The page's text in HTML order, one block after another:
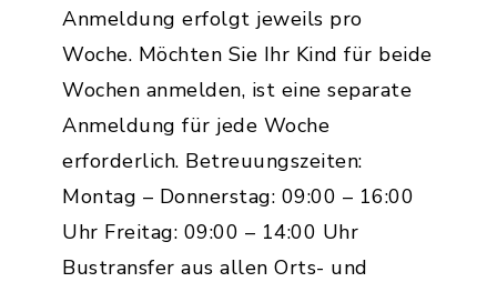
Anmeldung erfolgt jeweils pro
Woche. Möchten Sie Ihr Kind für beide
Wochen anmelden, ist eine separate
Anmeldung für jede Woche
erforderlich. Betreuungszeiten:
Montag – Donnerstag: 09:00 – 16:00
Uhr Freitag: 09:00 – 14:00 Uhr
Bustransfer aus allen Orts- und